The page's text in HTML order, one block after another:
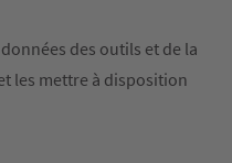
des outils et de la
les mettre à disposition